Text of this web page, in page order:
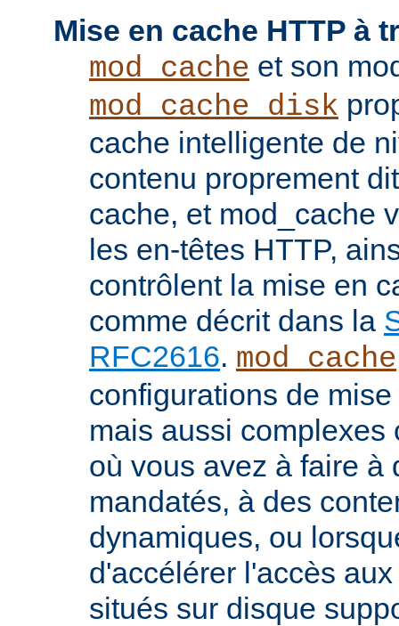
Mise en cache HTTP à
mod_cache et son
mod_cache_disk
cache intelligente de
contenu proprement
cache, et mod_cache
les en-têtes HTTP,
contrôlent la mise en
comme décrit dans la
RFC2616. mod_cache
configurations de
mais aussi complexes
où vous avez à faire à
mandatés, à des
dynamiques, ou
d'accélérer l'accès
situés sur disque